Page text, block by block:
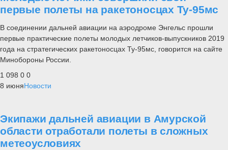
первые полеты на ракетоносцах Ту-95мс
В соединении дальней авиации на аэродроме Энгельс прошли
первые практические полеты молодых летчиков-выпускников 2019
года на стратегических ракетоносцах Ту-95мс, говорится на сайте
Минобороны России.
1 098 0 0
8 июняНовости
Экипажи дальней авиации в Амурской
области отработали полеты в сложных
метеоусловиях